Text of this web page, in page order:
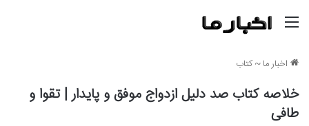
اخبار ما~کتاب
خلاصه کتاب صد دلیل ازدواج موفق و پایدار | تقوا و
طافی